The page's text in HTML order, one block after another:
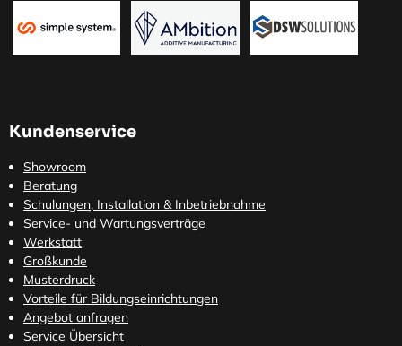
Kundenservice
Showroom
Beratung
Schulungen, Installation & Inbetriebnahme
Service- und Wartungsverträge
Werkstatt
Großkunde
Musterdruck
Vorteile für Bildungseinrichtungen
Angebot anfragen
Service Übersicht